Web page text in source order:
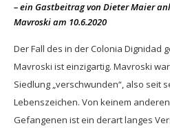
– ein Gastbeitrag von Dieter Maier
Mavroski am 10.6.2020
Der Fall des in der Colonia Dignidad
Mavroski ist einzigartig. Mavroski
Siedlung „verschwunden“, also seit
Lebenszeichen. Von keinem
Gefangenen ist ein derart langes